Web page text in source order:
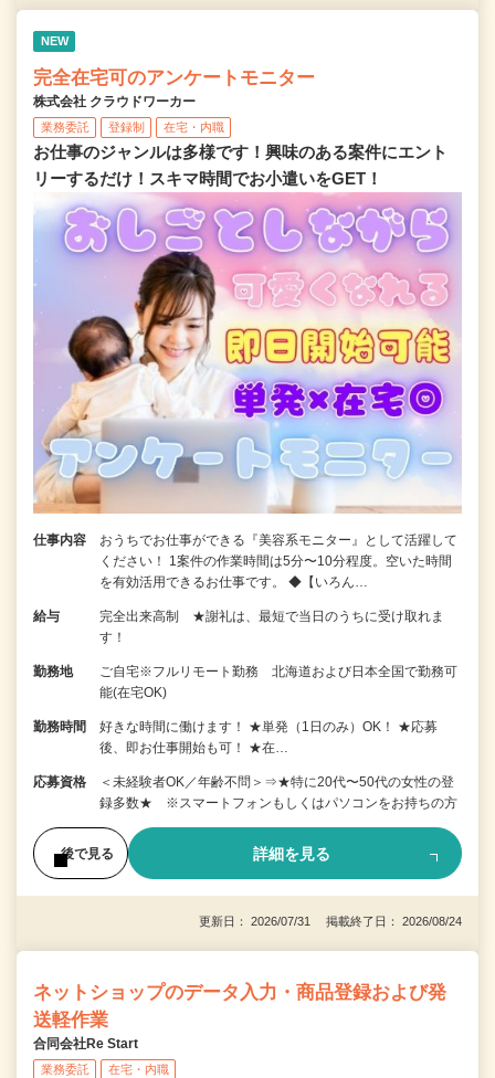
NEW
完全在宅可のアンケートモニター
株式会社 クラウドワーカー
業務委託 登録制 在宅・内職
お仕事のジャンルは多様です！興味のある案件にエント
リーするだけ！スキマ時間でお小遣いをGET！
仕事内容
おうちでお仕事ができる『美容系モニター』として活躍して
ください！ 1案件の作業時間は5分〜10分程度。空いた時間
を有効活用できるお仕事です。 ◆【いろん…
給与
完全出来高制 ★謝礼は、最短で当日のうちに受け取れま
す！
勤務地
ご自宅※フルリモート勤務 北海道および日本全国で勤務可
能(在宅OK)
勤務時間
好きな時間に働けます！ ★単発（1日のみ）OK！ ★応募
後、即お仕事開始も可！ ★在…
応募資格
＜未経験者OK／年齢不問＞⇒★特に20代〜50代の女性の登
録多数★ ※スマートフォンもしくはパソコンをお持ちの方
後で見る 詳細を見る
更新日： 2026/07/31 掲載終了日： 2026/08/24
ネットショップのデータ入力・商品登録および発
送軽作業
合同会社Re Start
業務委託 在宅・内職